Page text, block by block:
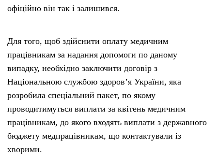
офіційно він так і залишився.
Для того, щоб здійснити оплату медичним
працівникам за надання допомоги по даному
випадку, необхідно заключити договір з
Національною службою здоров’я України, яка
розробила спеціальний пакет, по якому
проводитимуться виплати за квітень медичним
працівникам, до якого входять виплати з державного
бюджету медпрацівникам, що контактували із
хворими.